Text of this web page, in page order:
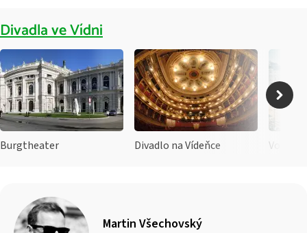
Divadla ve Vídni
Burgtheater Divadlo na Vídeňce
Martin Všechovský